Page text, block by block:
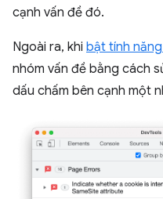
cạnh vấn đề đó.
Ngoài ra, khi bật tính
nhóm vấn đề bằng cách
dấu chấm bên cạnh một